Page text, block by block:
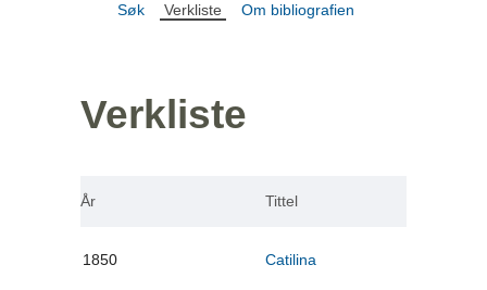
Søk Verkliste Om bibliografien
Verkliste
År Tittel
1850 Catilina